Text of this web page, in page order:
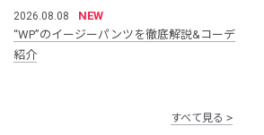
2026.08.08
NEW
“WP”のイージーパンツを徹底解説&コーデ
紹介
すべて見る